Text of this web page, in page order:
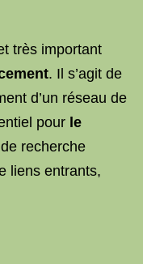
très important
. Il s’agit de
d’un réseau de
pour le
recherche
liens entrants,